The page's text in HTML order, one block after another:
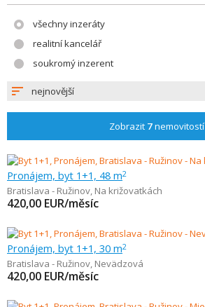
všechny inzeráty
realitní kancelář
soukromý inzerent
nejnovější
Zobrazit 7nemovitostí
Pronájem, byt 1+1, 48 m2
Bratislava - Ružinov, Na križovatkách
420,00 EUR/měsíc
Pronájem, byt 1+1, 30 m2
Bratislava - Ružinov, Nevädzová
420,00 EUR/měsíc